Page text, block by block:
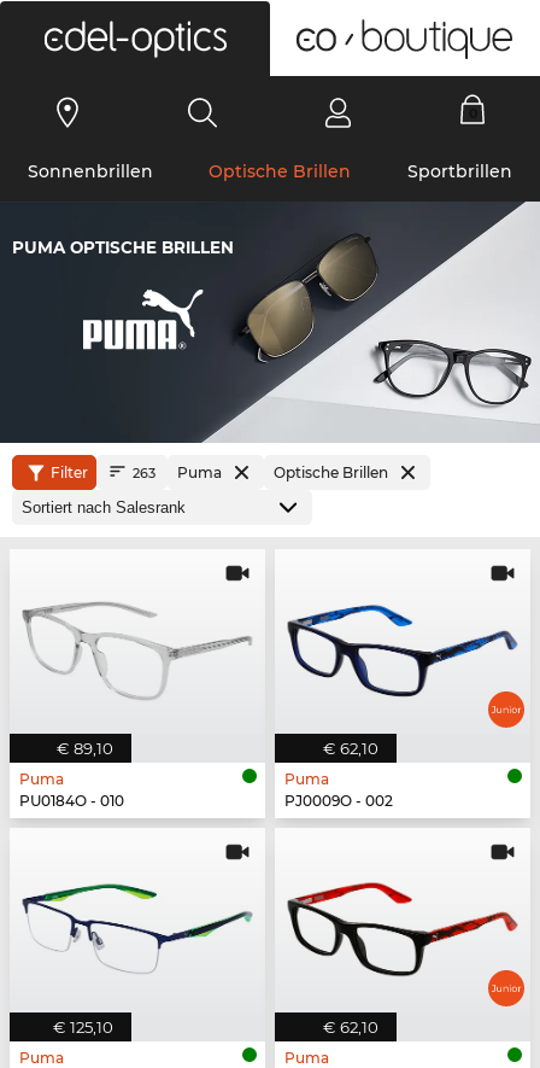
Sonnenbrillen Optische Brillen Sportbrillen
PUMA OPTISCHE BRILLEN
Filter 263 Puma Optische Brillen
€ 89,10
Puma
PU0184O - 010
€ 62,10
Puma
PJ0009O - 002
€ 125,10
Puma
€ 62,10
Puma